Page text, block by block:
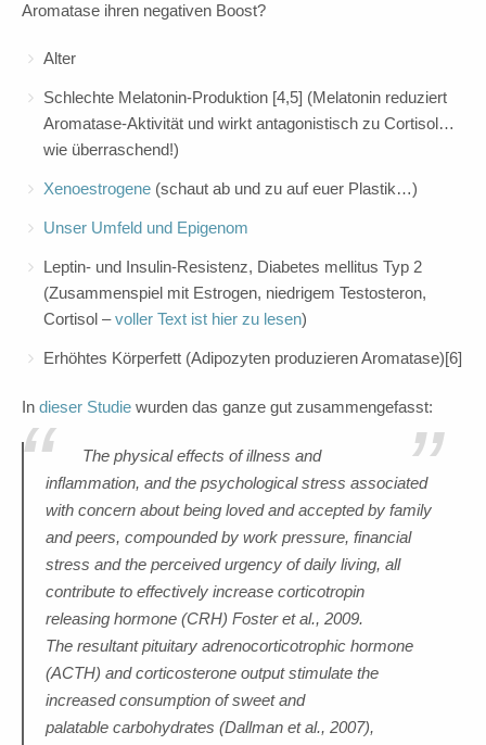
Aromatase ihren negativen Boost?
Alter
Schlechte Melatonin-Produktion [4,5] (Melatonin reduziert
Aromatase-Aktivität und wirkt antagonistisch zu Cortisol…
wie überraschend!)
Xenoestrogene (schaut ab und zu auf euer Plastik…)
Unser Umfeld und Epigenom
Leptin- und Insulin-Resistenz, Diabetes mellitus Typ 2
(Zusammenspiel mit Estrogen, niedrigem Testosteron,
Cortisol –voller Text ist hier zu lesen)
Erhöhtes Körperfett (Adipozyten produzieren Aromatase)[6]
In dieser Studie wurden das ganze gut zusammengefasst:
”
“
The physical effects of illness and
inflammation, and the psychological stress associated
with concern about being loved and accepted by family
and peers, compounded by work pressure, financial
stress and the perceived urgency of daily living, all
contribute to effectively increase corticotropin
releasing hormone (CRH) Foster et al., 2009.
The resultant pituitary adrenocorticotrophic hormone
(ACTH) and corticosterone output stimulate the
increased consumption of sweet and
palatable carbohydrates (Dallman et al., 2007),